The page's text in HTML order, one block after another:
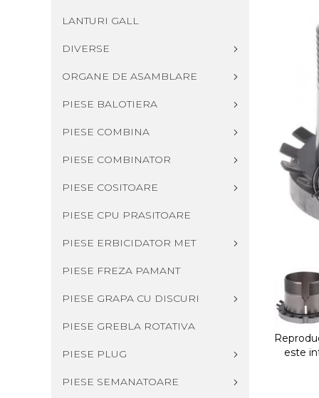
LANTURI GALL
DIVERSE
ORGANE DE ASAMBLARE
PIESE BALOTIERA
PIESE COMBINA
PIESE COMBINATOR
PIESE COSITOARE
PIESE CPU PRASITOARE
PIESE ERBICIDATOR MET
PIESE FREZA PAMANT
PIESE GRAPA CU DISCURI
PIESE GREBLA ROTATIVA
PIESE PLUG
PIESE SEMANATOARE
este